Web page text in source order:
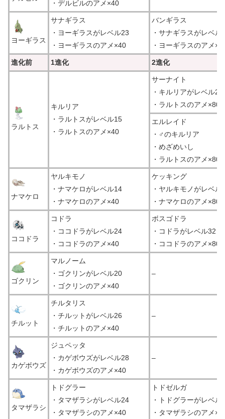
・デルビルのアメ×40
ヨーギラス
サナギラス
・ヨーギラスがレベル23
・ヨーギラスのアメ×40
バンギラス
・サナギラスがレベル
・ヨーギラスのアメ
進化前 1進化 2進化
ラルトス
キルリア
・ラルトスがレベル15
・ラルトスのアメ×40
サーナイト
・キルリアがレベル23
・ラルトスのアメ×80
エルレイド
・♂のキルリア
・めざめいし
・ラルトスのアメ×80
ナマケロ
ヤルキモノ
・ナマケロがレベル14
・ナマケロのアメ×40
ケッキング
・ヤルキモノがレベル
・ナマケロのアメ×80
ココドラ
コドラ
・ココドラがレベル24
・ココドラのアメ×40
ボスゴドラ
・コドラがレベル32
・ココドラのアメ×80
ゴクリン
マルノーム
・ゴクリンがレベル20
・ゴクリンのアメ×40
–
チルット
チルタリス
・チルットがレベル26
・チルットのアメ×40
–
カゲボウズ
ジュペッタ
・カゲボウズがレベル28
・カゲボウズのアメ×40
–
タマザラシ
トドグラー
・タマザラシがレベル24
・タマザラシのアメ×40
トドゼルガ
・トドグラーがレベル
・タマザラシのアメ